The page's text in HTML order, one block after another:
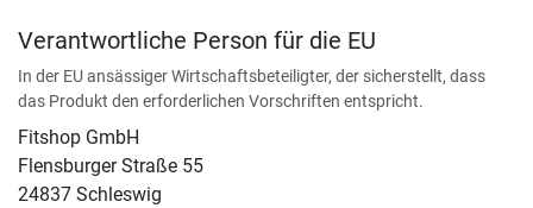
Verantwortliche Person für die EU
In der EU ansässiger Wirtschaftsbeteiligter, der sicherstellt, dass
das Produkt den erforderlichen Vorschriften entspricht.
Fitshop GmbH
Flensburger Straße 55
24837 Schleswig